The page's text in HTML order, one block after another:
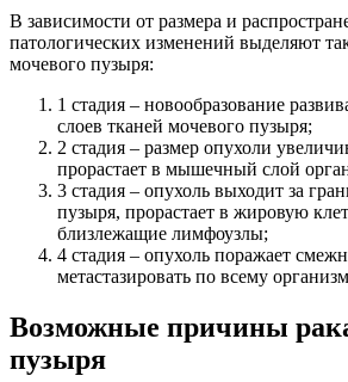
В зависимости от размера и
патологических изменений выделяют
мочевого пузыря:
1 стадия – новообразование
слоев тканей мочевого пузыря;
2 стадия – размер опухоли
прорастает в мышечный слой
3 стадия – опухоль выходит за
пузыря, прорастает в жировую
близлежащие лимфоузлы;
4 стадия – опухоль поражает
метастазировать по всему
Возможные причины
пузыря